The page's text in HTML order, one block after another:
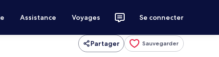
Assistance Voyages Se connecter
Partager Sauvegarder